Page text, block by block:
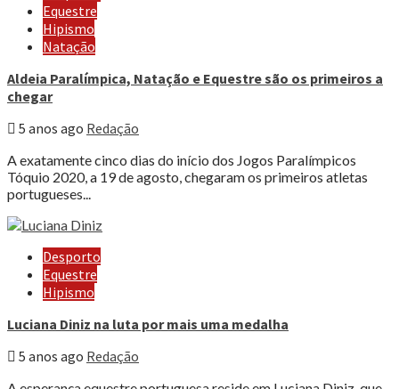
Equestre
Hipismo
Natação
Aldeia Paralímpica, Natação e Equestre são os primeiros a
chegar
5 anos ago Redação
A exatamente cinco dias do início dos Jogos Paralímpicos
Tóquio 2020, a 19 de agosto, chegaram os primeiros atletas
portugueses...
Desporto
Equestre
Hipismo
Luciana Diniz na luta por mais uma medalha
5 anos ago Redação